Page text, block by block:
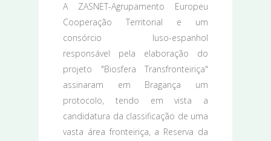
A ZASNET-Agrupamento Europeu
Cooperação Territorial e um
consórcio luso-espanhol
responsável pela elaboração do
projeto "Biosfera Transfronteiriça"
assinaram em Bragança um
protocolo, tendo em vista a
candidatura da classificação de uma
vasta área fronteiriça, a Reserva da